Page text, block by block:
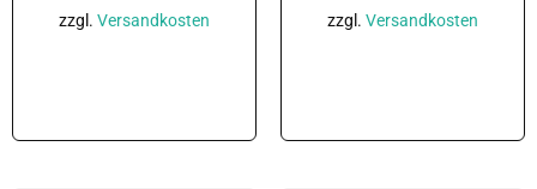
zzgl. Versandkosten zzgl. Versandkosten